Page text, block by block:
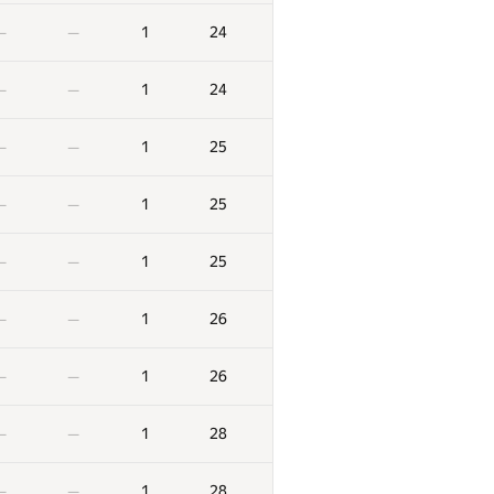
— 1 24
— 1 24
— 1 25
— 1 25
— 1 25
— 1 26
— 1 26
— 1 28
2 324
2 329
2 331
2 332
1 0
1 0
1 1
1 3
1 7